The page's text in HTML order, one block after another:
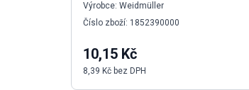
Výrobce: Weidmüller
Číslo zboží: 1852390000
10,15 Kč
8,39 Kč bez DPH